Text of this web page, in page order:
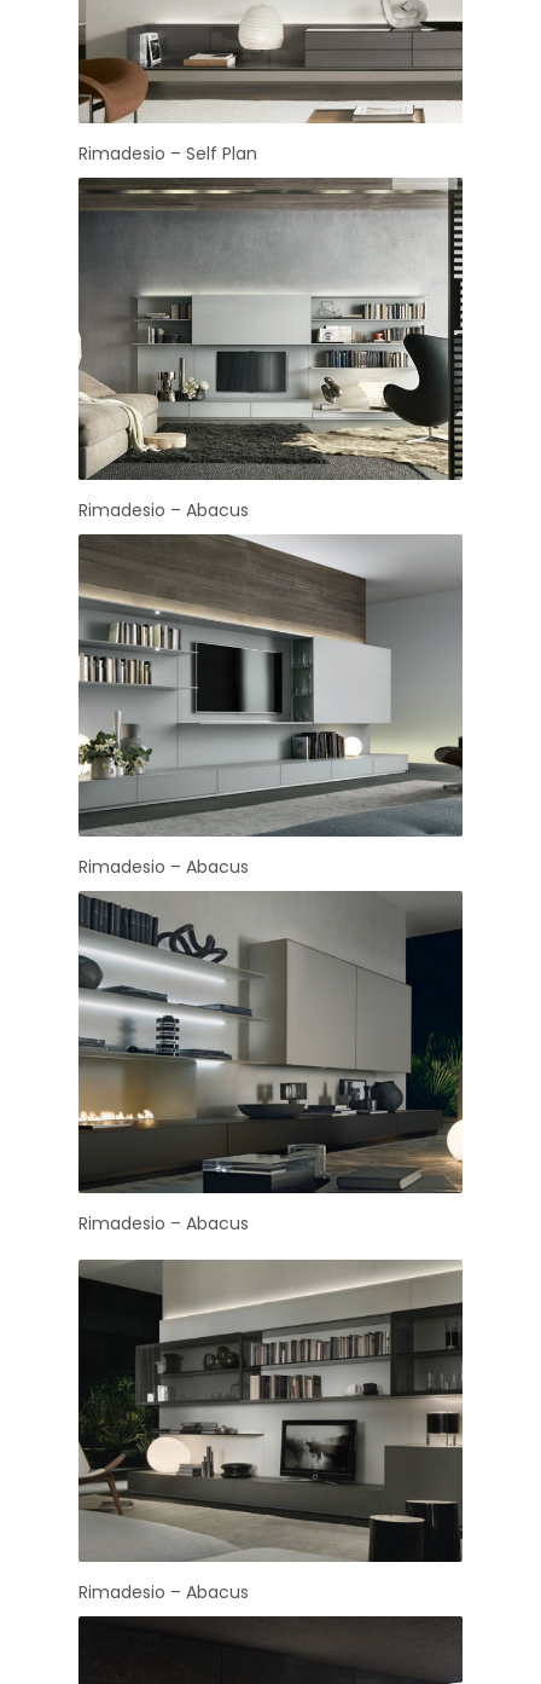
Rimadesio – Self Plan
Rimadesio – Abacus
Rimadesio – Abacus
Rimadesio – Abacus
Rimadesio – Abacus